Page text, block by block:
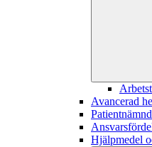
Avancerad
Hjälpmedel